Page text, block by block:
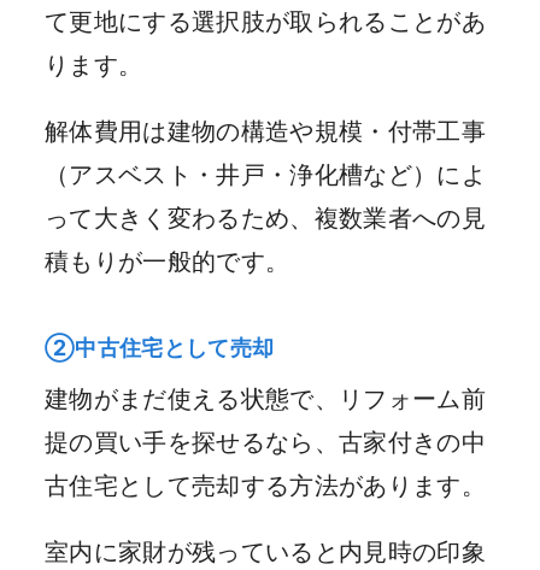
て更地にする選択肢が取られることがあ
ります。
解体費用は建物の構造や規模・付帯工事
（アスベスト・井戸・浄化槽など）によ
って大きく変わるため、複数業者への見
積もりが一般的です。
②中古住宅として売却
建物がまだ使える状態で、リフォーム前
提の買い手を探せるなら、古家付きの中
古住宅として売却する方法があります。
室内に家財が残っていると内見時の印象